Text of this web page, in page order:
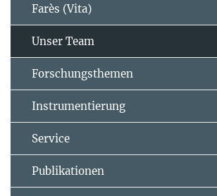
Farès (Vita)
Unser Team
Forschungsthemen
Instrumentierung
Service
Publikationen